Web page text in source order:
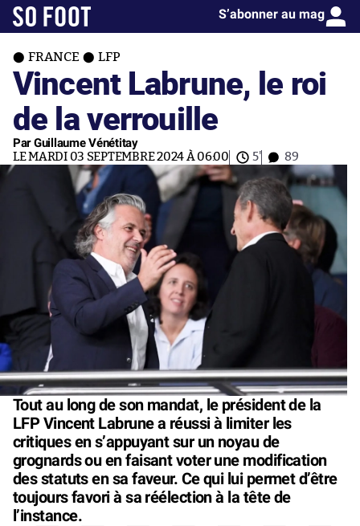
S’abonner au mag
FRANCE LFP
Vincent Labrune, le roi
de la verrouille
Par Guillaume Vénétitay
LE MARDI 03 SEPTEMBRE 2024 À 06:00 5' 89
Tout au long de son mandat, le président de la
LFP Vincent Labrune a réussi à limiter les
critiques en s’appuyant sur un noyau de
grognards ou en faisant voter une modification
des statuts en sa faveur. Ce qui lui permet d’être
toujours favori à sa réélection à la tête de
l’instance.